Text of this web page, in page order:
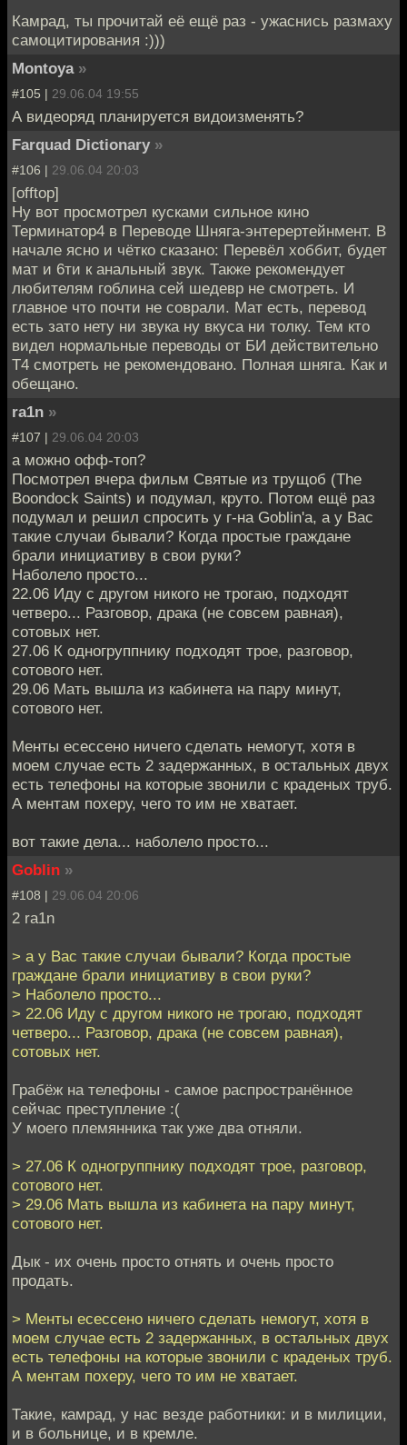
Камрад, ты прочитай её ещё раз - ужаснись размаху
самоцитирования :)))
Montoya »
#105 | 29.06.04 19:55
А видеоряд планируется видоизменять?
Farquad Dictionary »
#106 | 29.06.04 20:03
[offtop]
Ну вот просмотрел кусками сильное кино
Терминатор4 в Переводе Шняга-энтерертейнмент. В
начале ясно и чётко сказано: Перевёл хоббит, будет
мат и 6ти к анальный звук. Также рекомендует
любителям гоблина сей шедевр не смотреть. И
главное что почти не соврали. Мат есть, перевод
есть зато нету ни звука ну вкуса ни толку. Тем кто
видел нормальные переводы от БИ действительно
Т4 смотреть не рекомендовано. Полная шняга. Как и
обещано.
ra1n »
#107 | 29.06.04 20:03
а можно офф-топ?
Посмотрел вчера фильм Святые из трущоб (The
Boondock Saints) и подумал, круто. Потом ещё раз
подумал и решил спросить у г-на Goblin'a, а у Вас
такие случаи бывали? Когда простые граждане
брали инициативу в свои руки?
Наболело просто...
22.06 Иду с другом никого не трогаю, подходят
четверо... Разговор, драка (не совсем равная),
сотовых нет.
27.06 К одногруппнику подходят трое, разговор,
сотового нет.
29.06 Мать вышла из кабинета на пару минут,
сотового нет.
Менты есессено ничего сделать немогут, хотя в
моем случае есть 2 задержанных, в остальных двух
есть телефоны на которые звонили с краденых труб.
А ментам похеру, чего то им не хватает.
вот такие дела... наболело просто...
Goblin »
#108 | 29.06.04 20:06
2 ra1n
> а у Вас такие случаи бывали? Когда простые
граждане брали инициативу в свои руки?
> Наболело просто...
> 22.06 Иду с другом никого не трогаю, подходят
четверо... Разговор, драка (не совсем равная),
сотовых нет.
Грабёж на телефоны - самое распространённое
сейчас преступление :(
У моего племянника так уже два отняли.
> 27.06 К одногруппнику подходят трое, разговор,
сотового нет.
> 29.06 Мать вышла из кабинета на пару минут,
сотового нет.
Дык - их очень просто отнять и очень просто
продать.
> Менты есессено ничего сделать немогут, хотя в
моем случае есть 2 задержанных, в остальных двух
есть телефоны на которые звонили с краденых труб.
А ментам похеру, чего то им не хватает.
Такие, камрад, у нас везде работники: и в милиции,
и в больнице, и в кремле.